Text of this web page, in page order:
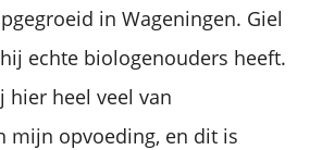
in Wageningen. Giel
echte biologenouders heeft.
hier heel veel van
mijn opvoeding, en dit is